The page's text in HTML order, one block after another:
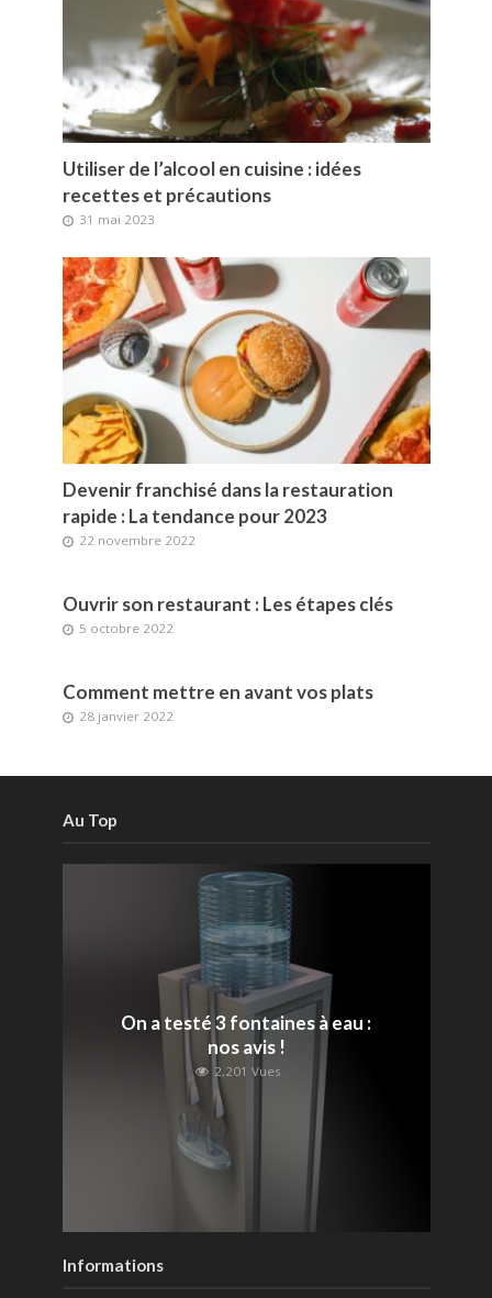
Utiliser de l’alcool en cuisine : idées
recettes et précautions
31 mai 2023
Devenir franchisé dans la restauration
rapide : La tendance pour 2023
22 novembre 2022
Ouvrir son restaurant : Les étapes clés
5 octobre 2022
Comment mettre en avant vos plats
28 janvier 2022
Au Top
On a testé 3 fontaines à eau :
nos avis !
2,201 Vues
Informations